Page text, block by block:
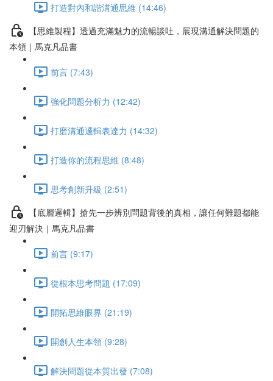
打造對內和諧溝通思維 (14:46)
【思維製程】透過充滿魅力的流暢談吐，展現溝通解決問題的
本領｜馬克凡品書
前言 (7:43)
強化問題分析力 (12:42)
打磨溝通邏輯表達力 (14:32)
打造你的流程思維 (8:48)
思考創新升級 (2:51)
【底層邏輯】搶先一步辨別問題背後的真相，讓任何難題都能
迎刃解決｜馬克凡品書
前言 (9:17)
從根本思考問題 (17:09)
開拓思維眼界 (21:19)
開創人生本領 (9:28)
解決問題從本質出發 (7:08)